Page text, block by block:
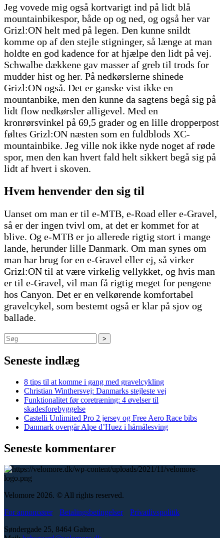
Jeg vovede mig også kortvarigt ind på lidt blå
mountainbikespor, både op og ned, og også her var
Grizl:ON helt med på legen. Den kunne snildt
komme op af den stejle stigninger, så længe at man
holdte en god kadence for at hjælpe den lidt på vej.
Schwalbe dækkene gav masser af greb til trods for
mudder hist og her. På nedkørslerne shinede
Grizl:ON også. Det er ganske vist ikke en
mountanbike, men den kunne da sagtens begå sig på
lidt flow nedkørsler alligevel. Med en
kronrørsvinkel på 69,5 grader og en lille dropperpost
føltes Grizl:ON næsten som en fuldblods XC-
mountainbike. Jeg ville nok ikke nyde noget af røde
spor, men den kan hvert fald helt sikkert begå sig på
lidt af hvert i skoven.
Hvem henvender den sig til
Uanset om man er til e-MTB, e-Road eller e-Gravel,
så er der ingen tvivl om, at det er kommet for at
blive. Og e-MTB er jo allerede rigtig stort i mange
lande, herunder lille Danmark. Om man synes om
man har brug for en e-Gravel eller ej, så virker
Grizl:ON til at være virkelig vellykket, og hvis man
er til e-Gravel, vil man få rigtig meget for pengene
hos Canyon. Det er en velkørende komfortabel
gravelcykel, som bestemt også er klar på sjov og
ballade.
Søg
Seneste indlæg
8 tips til at komme i gang med gravelcykling
Christian Winthersvej: Danmarks stejleste vej
Funktionalitet før coretræning: 4 øvelser til
skadesforebyggelse
Castelli Unlimited Pro 2 jersey og Free Aero Race bibs
Danmark overgår Alpe d’Huez i hårnålesving
Seneste kommentarer
Velomore 2026. © All rights reserved.
For annoncører
Betalingsbetingelser
Privatlivspolitik
Søndergade 25, 8464 Galten